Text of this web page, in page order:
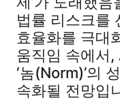
법률 리스크를
효율화를 극대
움직임 속에서
‘놈(Norm)’의
속화될 전망입